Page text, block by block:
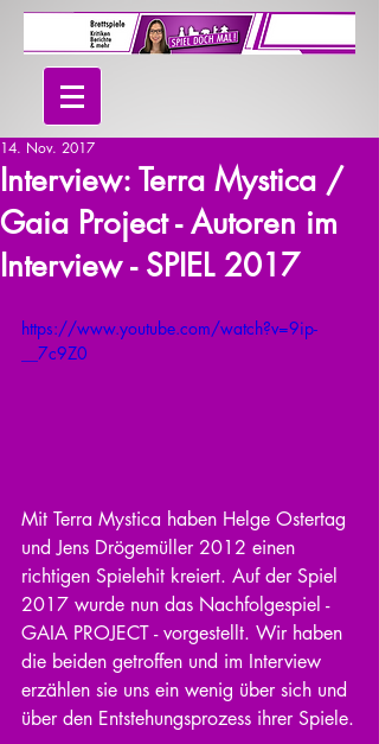
Interview: Terra Mystica /
Gaia Project - Autoren im
Interview - SPIEL 2017
14. Nov. 2017
https://www.youtube.com/watch?v=9ip-
__7c9Z0
Mit Terra Mystica haben Helge Ostertag
und Jens Drögemüller 2012 einen
richtigen Spielehit kreiert. Auf der Spiel
2017 wurde nun das Nachfolgespiel -
GAIA PROJECT - vorgestellt. Wir haben
die beiden getroffen und im Interview
erzählen sie uns ein wenig über sich und
über den Entstehungsprozess ihrer Spiele.